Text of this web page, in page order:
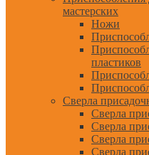
мастерских
Ножи
пластиков
Сверла
Сверла
Сверла
Сверла
Сверла